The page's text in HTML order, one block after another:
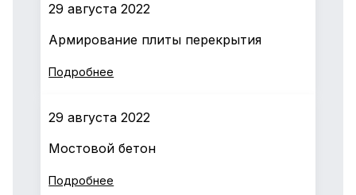
29 августа 2022
Армирование плиты перекрытия
Подробнее
29 августа 2022
Мостовой бетон
Подробнее